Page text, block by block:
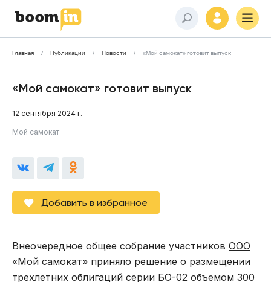
Главная Публикации Новости «Мой самокат» готовит выпуск
«Мой самокат» готовит выпуск
12 сентября 2024 г.
Мой самокат
Добавить в избранное
Внеочередное общее собрание участников ООО
«Мой самокат» приняло решение о размещении
трехлетних облигаций серии БО-02 объемом 300